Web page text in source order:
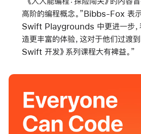
高阶的编程概念。”Bibbs-Fox 表
Swift Playgrounds 中更进一步
造更丰富的体验，这对于他们过渡
Swift 开发》系列课程大有裨益。”